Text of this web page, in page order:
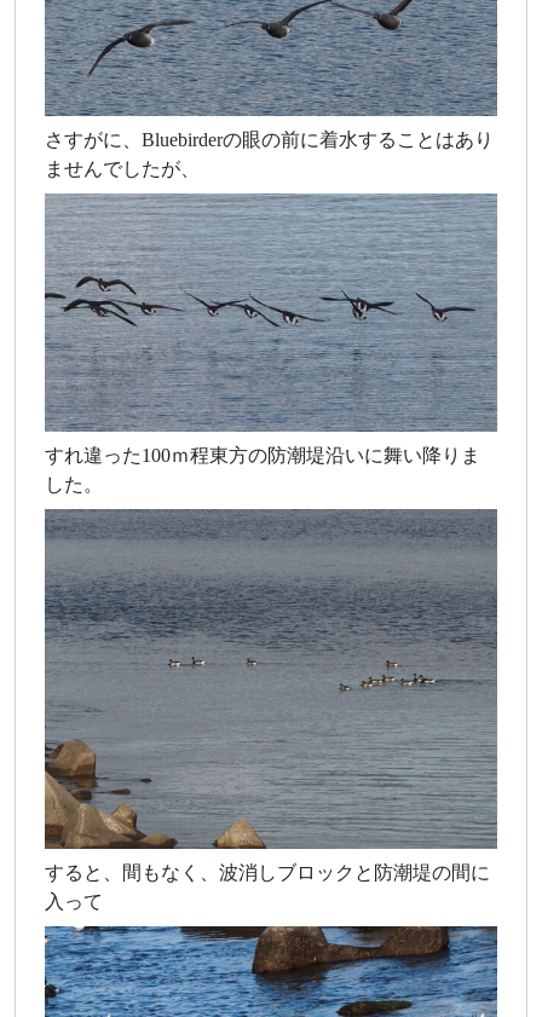
さすがに、Bluebirderの眼の前に着水することはあり
ませんでしたが、
すれ違った100ｍ程東方の防潮堤沿いに舞い降りま
した。
すると、間もなく、波消しブロックと防潮堤の間に
入って